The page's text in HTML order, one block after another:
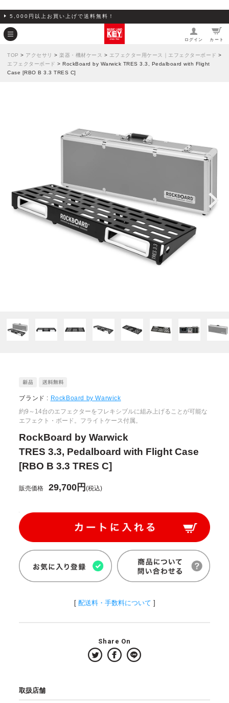
5,000円以上お買い上げで送料無料！
ログイン カート
TOP > アクセサリ > 楽器・機材ケース > エフェクター用ケース｜エフェクターボード >
エフェクターボード > RockBoard by Warwick TRES 3.3, Pedalboard with Flight
Case [RBO B 3.3 TRES C]
ブランド : RockBoard by Warwick
約9～14台のエフェクターをフレキシブルに組み上げることが可能な
エフェクト・ボード。フライトケース付属。
RockBoard by Warwick
TRES 3.3, Pedalboard with Flight Case
[RBO B 3.3 TRES C]
販売価格 29,700円(税込)
[ 配送料・手数料について ]
Share On
取扱店舗